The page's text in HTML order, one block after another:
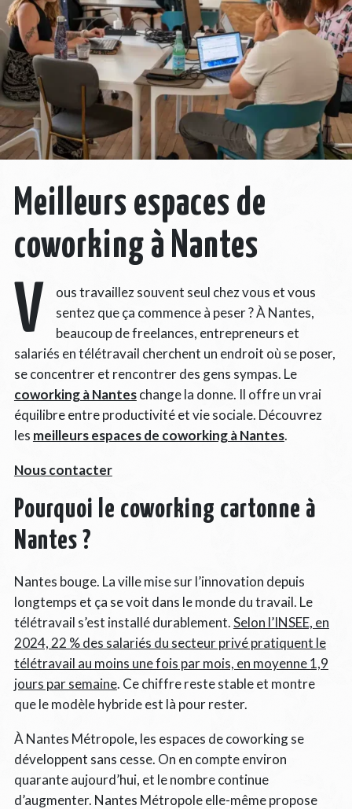
Meilleurs espaces de
coworking à Nantes
V
ous travaillez souvent seul chez vous et vous
sentez que ça commence à peser ? À Nantes,
beaucoup de freelances, entrepreneurs et
salariés en télétravail cherchent un endroit où se poser,
se concentrer et rencontrer des gens sympas. Le
coworking à Nanteschange la donne. Il offre un vrai
équilibre entre productivité et vie sociale. Découvrez
les meilleurs espaces de coworking à Nantes.
Nous contacter
Pourquoi le coworking cartonne à
Nantes ?
Nantes bouge. La ville mise sur l’innovation depuis
longtemps et ça se voit dans le monde du travail. Le
télétravail s’est installé durablement.Selon l’INSEE, en
2024, 22 % des salariés du secteur privé pratiquent le
télétravail au moins une fois par mois, en moyenne 1,9
jours par semaine. Ce chiffre reste stable et montre
que le modèle hybride est là pour rester.
À Nantes Métropole, les espaces de coworking se
développent sans cesse. On en compte environ
quarante aujourd’hui, et le nombre continue
d’augmenter. Nantes Métropole elle-même propose